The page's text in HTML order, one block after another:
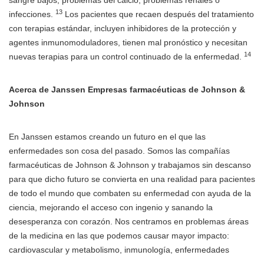
infecciones.
13 Los pacientes que recaen después del tratamiento
con terapias estándar, incluyen inhibidores de la protección y
agentes inmunomoduladores, tienen mal pronóstico y necesitan
nuevas terapias para un control continuado de la enfermedad.
14
Acerca de Janssen Empresas farmacéuticas de Johnson &
Johnson
En Janssen estamos creando un futuro en el que las
enfermedades son cosa del pasado. Somos las compañías
farmacéuticas de Johnson & Johnson y trabajamos sin descanso
para que dicho futuro se convierta en una realidad para pacientes
de todo el mundo que combaten su enfermedad con ayuda de la
ciencia, mejorando el acceso con ingenio y sanando la
desesperanza con corazón. Nos centramos en problemas áreas
de la medicina en las que podemos causar mayor impacto:
cardiovascular y metabolismo, inmunología, enfermedades